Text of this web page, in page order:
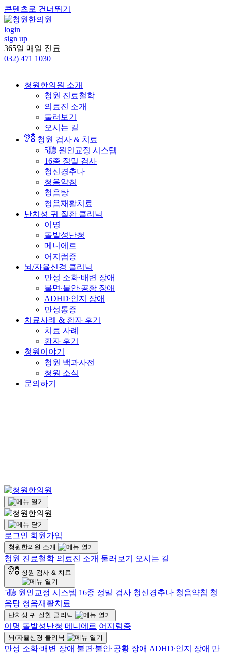
콘텐츠로 건너뛰기
login
sign up
365일 매일 진료
032) 471 1030
청원한의원 소개
청원 진료철학
의료진 소개
둘러보기
오시는 길
청원 검사 & 치료
5聽 원인교정 시스템
16종 정밀 검사
청신경추나
청음약침
청음탕
청음재활치료
난치성 귀 질환 클리닉
이명
돌발성난청
메니에르
어지럼증
뇌/자율신경 클리닉
만성 소화∙배변 장애
불면∙불안∙공황 장애
ADHD∙인지 장애
만성통증
치료사례 & 환자 후기
치료 사례
환자 후기
청원이야기
청원 백과사전
청원 소식
문의하기
로그인 회원가입
청원한의원 소개
청원 진료철학 의료진 소개 둘러보기 오시는 길
청원 검사 & 치료
5聽 원인교정 시스템 16종 정밀 검사 청신경추나 청음약침 청
음탕 청음재활치료
난치성 귀 질환 클리닉
이명 돌발성난청 메니에르 어지럼증
뇌/자율신경 클리닉
만성 소화∙배변 장애 불면∙불안∙공황 장애 ADHD∙인지 장애 만